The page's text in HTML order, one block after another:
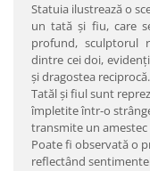
Statuia ilustrează o
un tată și fiu, care
profund, sculptorul
dintre cei doi,
și dragostea reciprocă.
Tatăl și fiul sunt
împletite într-o
transmite un
Poate fi observată o
reflectând